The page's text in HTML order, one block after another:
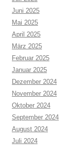
Juni 2025
Mai 2025
April 2025
März 2025
Februar 2025
Januar 2025
Dezember 2024
November 2024
Oktober 2024
September 2024
August 2024
Juli 2024